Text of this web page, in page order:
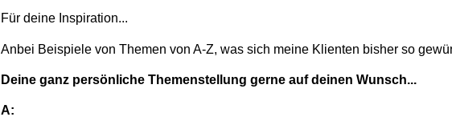
Für deine Inspiration...
Anbei Beispiele von Themen von A-Z, was sich meine Klienten bisher so
Deine ganz persönliche Themenstellung gerne auf deinen Wunsch...
A: